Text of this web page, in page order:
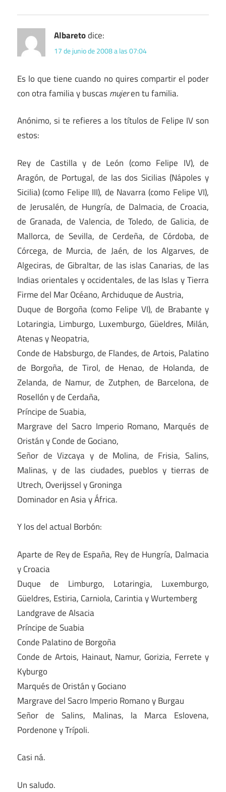
Albaretodice:
17 de junio de 2008 a las 07:04
Es lo que tiene cuando no quires compartir el poder
con otra familia y buscasmujeren tu familia.
Anónimo, si te refieres a los títulos de Felipe IV son
estos:
Rey de Castilla y de León (como Felipe IV), de
Aragón, de Portugal, de las dos Sicilias (Nápoles y
Sicilia) (como Felipe III), de Navarra (como Felipe VI),
de Jerusalén, de Hungría, de Dalmacia, de Croacia,
de Granada, de Valencia, de Toledo, de Galicia, de
Mallorca, de Sevilla, de Cerdeña, de Córdoba, de
Córcega, de Murcia, de Jaén, de los Algarves, de
Algeciras, de Gibraltar, de las islas Canarias, de las
Indias orientales y occidentales, de las Islas y Tierra
Firme del Mar Océano, Archiduque de Austria,
Duque de Borgoña (como Felipe VI), de Brabante y
Lotaringia, Limburgo, Luxemburgo, Güeldres, Milán,
Atenas y Neopatria,
Conde de Habsburgo, de Flandes, de Artois, Palatino
de Borgoña, de Tirol, de Henao, de Holanda, de
Zelanda, de Namur, de Zutphen, de Barcelona, de
Rosellón y de Cerdaña,
Príncipe de Suabia,
Margrave del Sacro Imperio Romano, Marqués de
Oristán y Conde de Gociano,
Señor de Vizcaya y de Molina, de Frisia, Salins,
Malinas, y de las ciudades, pueblos y tierras de
Utrech, Overĳssel y Groninga
Dominador en Asia y África.
Y los del actual Borbón:
Aparte de Rey de España, Rey de Hungría, Dalmacia
y Croacia
Duque de Limburgo, Lotaringia, Luxemburgo,
Güeldres, Estiria, Carniola, Carintia y Wurtemberg
Landgrave de Alsacia
Príncipe de Suabia
Conde Palatino de Borgoña
Conde de Artois, Hainaut, Namur, Gorizia, Ferrete y
Kyburgo
Marqués de Oristán y Gociano
Margrave del Sacro Imperio Romano y Burgau
Señor de Salins, Malinas, la Marca Eslovena,
Pordenone y Trípoli.
Casi ná.
Un saludo.